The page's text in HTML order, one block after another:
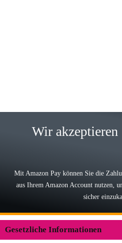
Wir akzeptieren
Mit Amazon Pay können Sie die
aus Ihrem Amazon Account nutzen,
sicher
Gesetzliche Informationen